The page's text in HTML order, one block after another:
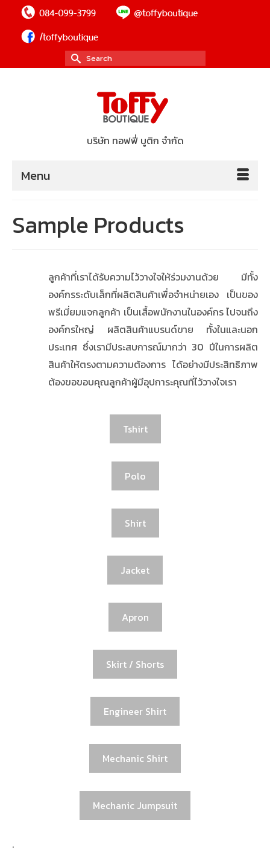
Search
for:
บริษัท ทอฟฟี่ บูติก จำกัด
Menu
Sample Products
ลูกค้าที่เราได้รับความไว้วางใจให้ร่วมงานด้วย มีทั้ง
องค์กรระดับเล็กที่ผลิตสินค้าเพื่อจำหน่ายเอง เป็นของ
พรีเมี่ยมแจกลูกค้า เป็นเสื้อพนักงานในองค์กร ไปจนถึง
องค์กรใหญ่ ผลิตสินค้าแบรนด์ขาย ทั้งในและนอก
ประเทศ ซึ่งเรามีประสบการณ์มากว่า 30 ปีในการผลิต
สินค้าให้ตรงตามความต้องการ ได้อย่างมีประสิทธิภาพ
ต้องขอขอบคุณลูกค้าผู้มีอุปการะคุณที่ไว้วางใจเรา
Tshirt
Polo
Shirt
Jacket
Apron
Skirt / Shorts
Engineer Shirt
Mechanic Shirt
Mechanic Jumpsuit
.